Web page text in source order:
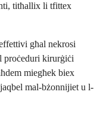
titħallix li tfittex
għal nekrosi
proċeduri kirurġiċi
miegħek biex
mal-bżonnijiet u l-